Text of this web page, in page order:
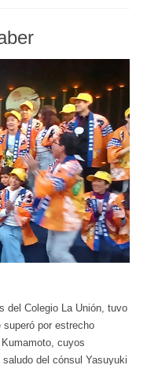
del Colegio La Unión, tuvo
por estrecho
cuyos
del cónsul Yasuyuki